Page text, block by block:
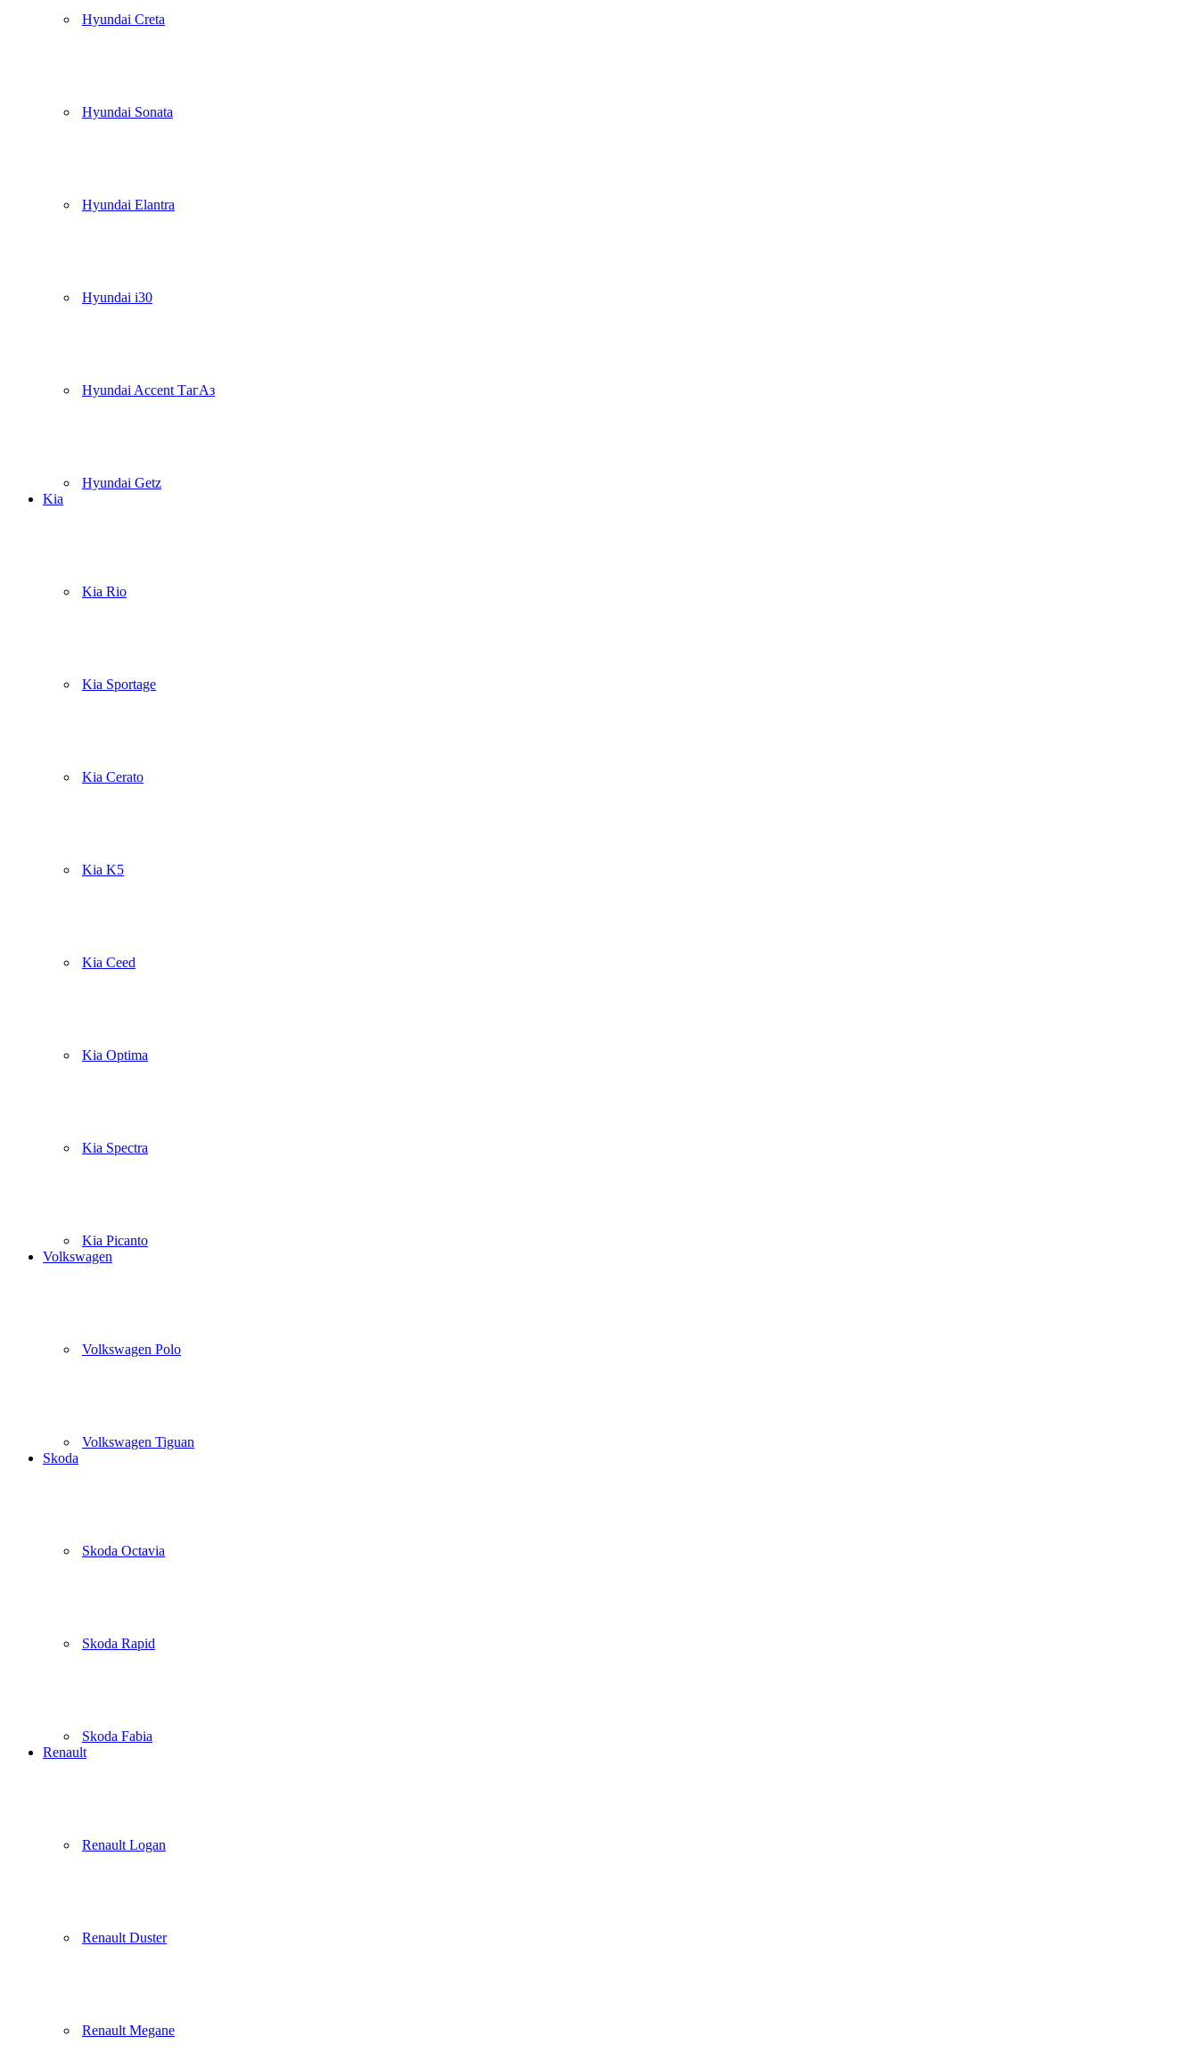
Hyundai Creta
Hyundai Sonata
Hyundai Elantra
Hyundai i30
Hyundai Accent ТагАз
Hyundai Getz
Kia
Kia Rio
Kia Sportage
Kia Cerato
Kia K5
Kia Ceed
Kia Optima
Kia Spectra
Kia Picanto
Volkswagen
Volkswagen Polo
Volkswagen Tiguan
Skoda
Skoda Octavia
Skoda Rapid
Skoda Fabia
Renault
Renault Logan
Renault Duster
Renault Megane